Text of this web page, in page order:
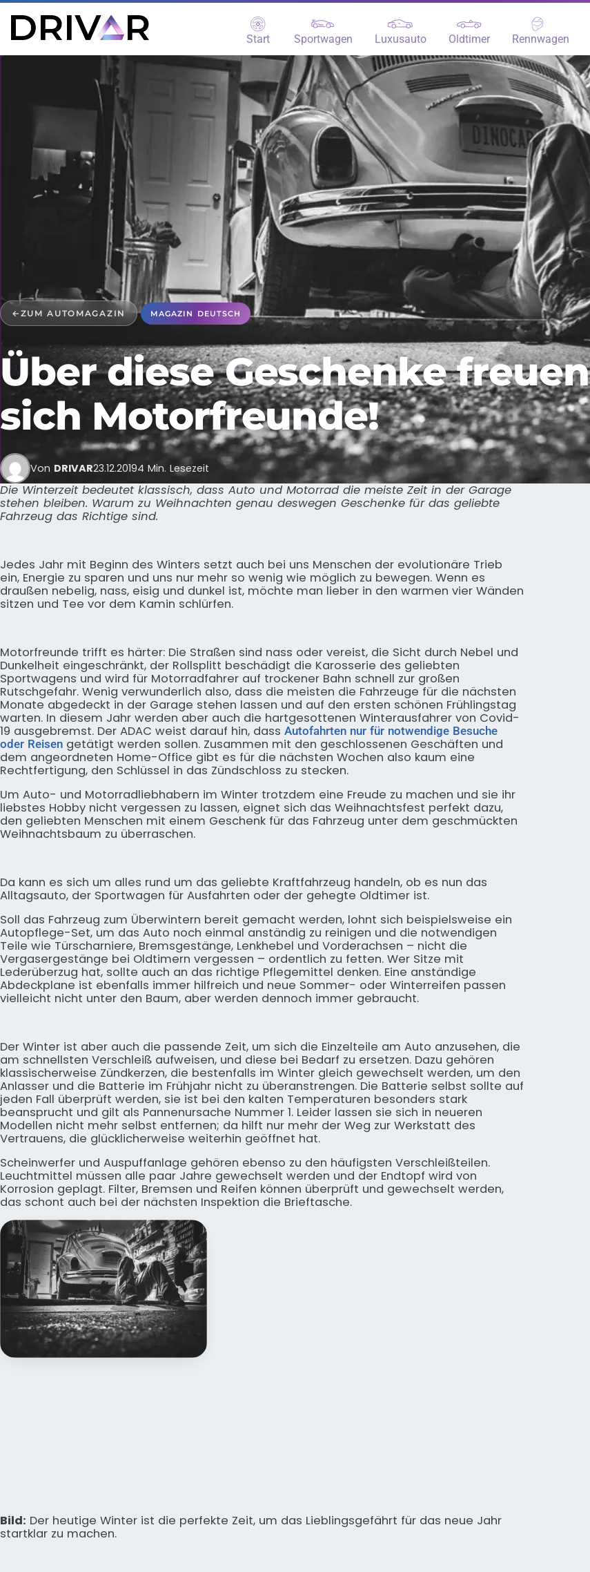
Start Sportwagen Luxusauto Oldtimer Rennwagen
← ZUM AUTOMAGAZIN MAGAZIN DEUTSCH
Über diese Geschenke freuen
sich Motorfreunde!
Von DRIVAR23.12.20194 Min. Lesezeit
Die Winterzeit bedeutet klassisch, dass Auto und Motorrad die meiste Zeit in der Garage
stehen bleiben. Warum zu Weihnachten genau deswegen Geschenke für das geliebte
Fahrzeug das Richtige sind.
Jedes Jahr mit Beginn des Winters setzt auch bei uns Menschen der evolutionäre Trieb
ein, Energie zu sparen und uns nur mehr so wenig wie möglich zu bewegen. Wenn es
draußen nebelig, nass, eisig und dunkel ist, möchte man lieber in den warmen vier Wänden
sitzen und Tee vor dem Kamin schlürfen.
Motorfreunde trifft es härter: Die Straßen sind nass oder vereist, die Sicht durch Nebel und
Dunkelheit eingeschränkt, der Rollsplitt beschädigt die Karosserie des geliebten
Sportwagens und wird für Motorradfahrer auf trockener Bahn schnell zur großen
Rutschgefahr. Wenig verwunderlich also, dass die meisten die Fahrzeuge für die nächsten
Monate abgedeckt in der Garage stehen lassen und auf den ersten schönen Frühlingstag
warten. In diesem Jahr werden aber auch die hartgesottenen Winterausfahrer von Covid-
19 ausgebremst. Der ADAC weist darauf hin, dass Autofahrten nur für notwendige Besuche
oder Reisen getätigt werden sollen. Zusammen mit den geschlossenen Geschäften und
dem angeordneten Home-Office gibt es für die nächsten Wochen also kaum eine
Rechtfertigung, den Schlüssel in das Zündschloss zu stecken.
Um Auto- und Motorradliebhabern im Winter trotzdem eine Freude zu machen und sie ihr
liebstes Hobby nicht vergessen zu lassen, eignet sich das Weihnachtsfest perfekt dazu,
den geliebten Menschen mit einem Geschenk für das Fahrzeug unter dem geschmückten
Weihnachtsbaum zu überraschen.
Da kann es sich um alles rund um das geliebte Kraftfahrzeug handeln, ob es nun das
Alltagsauto, der Sportwagen für Ausfahrten oder der gehegte Oldtimer ist.
Soll das Fahrzeug zum Überwintern bereit gemacht werden, lohnt sich beispielsweise ein
Autopflege-Set, um das Auto noch einmal anständig zu reinigen und die notwendigen
Teile wie Türscharniere, Bremsgestänge, Lenkhebel und Vorderachsen – nicht die
Vergasergestänge bei Oldtimern vergessen – ordentlich zu fetten. Wer Sitze mit
Lederüberzug hat, sollte auch an das richtige Pflegemittel denken. Eine anständige
Abdeckplane ist ebenfalls immer hilfreich und neue Sommer- oder Winterreifen passen
vielleicht nicht unter den Baum, aber werden dennoch immer gebraucht.
Der Winter ist aber auch die passende Zeit, um sich die Einzelteile am Auto anzusehen, die
am schnellsten Verschleiß aufweisen, und diese bei Bedarf zu ersetzen. Dazu gehören
klassischerweise Zündkerzen, die bestenfalls im Winter gleich gewechselt werden, um den
Anlasser und die Batterie im Frühjahr nicht zu überanstrengen. Die Batterie selbst sollte auf
jeden Fall überprüft werden, sie ist bei den kalten Temperaturen besonders stark
beansprucht und gilt als Pannenursache Nummer 1. Leider lassen sie sich in neueren
Modellen nicht mehr selbst entfernen; da hilft nur mehr der Weg zur Werkstatt des
Vertrauens, die glücklicherweise weiterhin geöffnet hat.
Scheinwerfer und Auspuffanlage gehören ebenso zu den häufigsten Verschleißteilen.
Leuchtmittel müssen alle paar Jahre gewechselt werden und der Endtopf wird von
Korrosion geplagt. Filter, Bremsen und Reifen können überprüft und gewechselt werden,
das schont auch bei der nächsten Inspektion die Brieftasche.
Bild: Der heutige Winter ist die perfekte Zeit, um das Lieblingsgefährt für das neue Jahr
startklar zu machen.